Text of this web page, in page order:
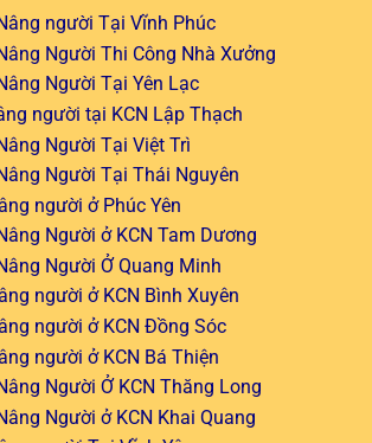
người Tại Vĩnh Phúc
Người Thi Công Nhà Xưởng
Người Tại Yên Lạc
người tại KCN Lập Thạch
Người Tại Việt Trì
Người Tại Thái Nguyên
người ở Phúc Yên
Người ở KCN Tam Dương
Người Ở Quang Minh
người ở KCN Bình Xuyên
người ở KCN Đồng Sóc
người ở KCN Bá Thiện
Người Ở KCN Thăng Long
Người ở KCN Khai Quang